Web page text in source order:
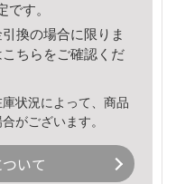
です。
換の場合に限りま
こちら をご確認くだ
状況によって、商品
がございます。
いて